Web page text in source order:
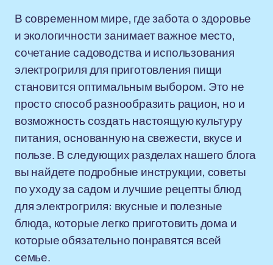
В современном мире, где забота о здоровье
и экологичности занимает важное место,
сочетание садоводства и использования
электрогриля для приготовления пищи
становится оптимальным выбором. Это не
просто способ разнообразить рацион, но и
возможность создать настоящую культуру
питания, основанную на свежести, вкусе и
пользе. В следующих разделах нашего блога
вы найдете подробные инструкции, советы
по уходу за садом и лучшие рецепты блюд
для электрогриля: вкусные и полезные
блюда, которые легко приготовить дома и
которые обязательно понравятся всей
семье.